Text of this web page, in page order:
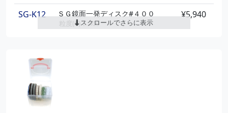
SG-K12 ＳＧ鏡面一発ディスク#４００
粒度(#)： 400
¥5,940
SG-K13
スクロールでさらに表示